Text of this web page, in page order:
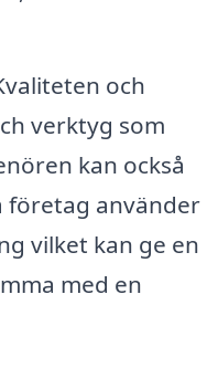
och
verktyg som
kan också
företag använder
vilket kan ge en
med en